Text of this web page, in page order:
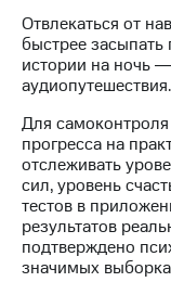
Контроль
и
аудит
Рынок
Описание
Порядок
выкупа
акций
Отвлекаться от
быстрее
истории на ночь
аудиопутешествия.
Для самоконтроля
прогресса на
отслеживать
сил, уровень
тестов в
результатов
подтверждено
значимых